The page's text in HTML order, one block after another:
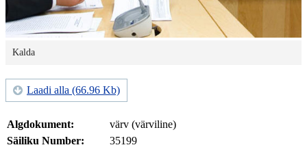
Kalda
Laadi alla (66.96 Kb)
Algdokument:
värv (värviline)
Säiliku Number:
35199